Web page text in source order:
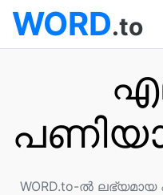
WORD.to
WORD.to-ൽ